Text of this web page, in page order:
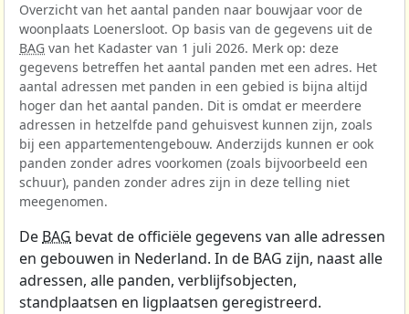
Overzicht van het aantal panden naar bouwjaar voor de
woonplaats Loenersloot. Op basis van de gegevens uit de
BAG van het Kadaster van 1 juli 2026. Merk op: deze
gegevens betreffen het aantal panden met een adres. Het
aantal adressen met panden in een gebied is bijna altijd
hoger dan het aantal panden. Dit is omdat er meerdere
adressen in hetzelfde pand gehuisvest kunnen zijn, zoals
bij een appartementengebouw. Anderzijds kunnen er ook
panden zonder adres voorkomen (zoals bijvoorbeeld een
schuur), panden zonder adres zijn in deze telling niet
meegenomen.
De BAG bevat de officiële gegevens van alle adressen
en gebouwen in Nederland. In de BAG zijn, naast alle
adressen, alle panden, verblijfsobjecten,
standplaatsen en ligplaatsen geregistreerd.